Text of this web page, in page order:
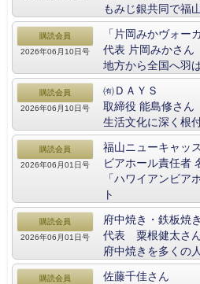
もみじ銀共同で福
購読会員
2026年06月10日号
「片岡みかヴォー
代表 片岡みかさん
地方から全国へ羽
購読会員
2026年06月10日号
㈲ＤＡＹＳ
取締役 能島修さん
生活文化に深く根
購読会員
2026年06月01日号
福山ニューキャッ
ビアホール責任者
「ハワイアンビア
ト
購読会員
2026年06月01日号
府中焼き・鉄板焼
代表 粟根健太さ
府中焼きを多くの
購読会員
佐藤千佳さん